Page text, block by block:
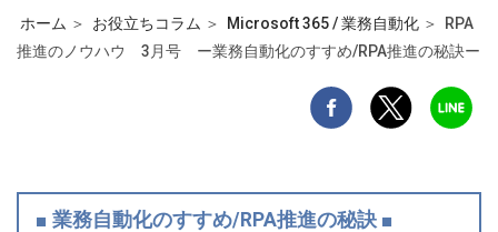
ホーム お役立ちコラム Microsoft 365 / 業務自動化
RPA
推進のノウハウ 3月号 ー業務自動化のすすめ/RPA推進の秘訣ー
■ 業務自動化のすすめ/RPA推進の秘訣 ■